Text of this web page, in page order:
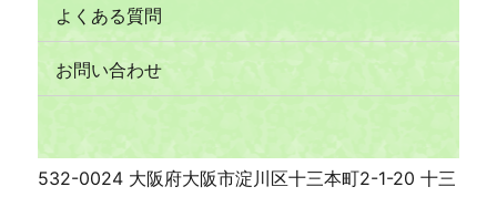
よくある質問
お問い合わせ
532-0024 大阪府大阪市淀川区十三本町2-1-20 十三